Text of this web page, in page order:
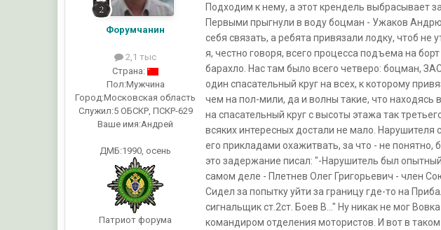
Форумчанин
2,1 тыс
Страна:
Пол:Мужчина
Город:Московская область
Служил:5 ОБСКР, ПСКР-629
Ваше имя:Андрей
ДМБ:1990, осень
Патриот форума
Подходим к нему, а этот крендель выбрасывает
Первыми прыгнули в воду боцман - Ужаков
себя связать, а ребята привязали лодку, чтоб
я, честно говоря, всего процесса подъема на
барахло. Нас там было всего четверо: боцман,
один спасательный круг на всех, к которому
чем на пол-мили, да и волны такие, что
на спасательный круг с высоты этажа так
всяких интересных достали не мало. Нарушителя
его прикладами охажитвать, за что - не понятно,
это задержание писал: "-Нарушитель был
самом деле - Плетнев Олег Григорьевич - член
Сидел за попытку уйти за границу где-то на
сигнальщик ст.2ст. Боев В..." Ну никак не мог
командиром отделения мотористов. И вот в